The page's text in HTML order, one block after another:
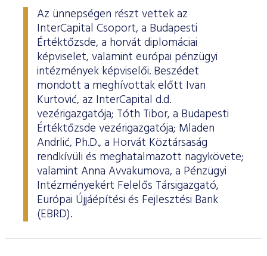
Az ünnepségen részt vettek az
InterCapital Csoport, a Budapesti
Értéktőzsde, a horvát diplomáciai
képviselet, valamint európai pénzügyi
intézmények képviselői. Beszédet
mondott a meghívottak előtt Ivan
Kurtović, az InterCapital d.d.
vezérigazgatója; Tóth Tibor, a Budapesti
Értéktőzsde vezérigazgatója; Mladen
Andrlić, Ph.D., a Horvát Köztársaság
rendkívüli és meghatalmazott nagykövete;
valamint Anna Avvakumova, a Pénzügyi
Intézményekért Felelős Társigazgató,
Európai Újjáépítési és Fejlesztési Bank
(EBRD).